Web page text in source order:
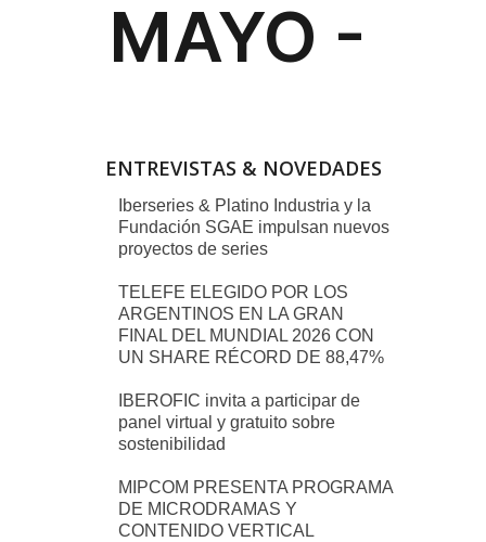
ENTREVISTAS & NOVEDADES
Iberseries & Platino Industria y la
Fundación SGAE impulsan nuevos
proyectos de series
TELEFE ELEGIDO POR LOS
ARGENTINOS EN LA GRAN
FINAL DEL MUNDIAL 2026 CON
UN SHARE RÉCORD DE 88,47%
IBEROFIC invita a participar de
panel virtual y gratuito sobre
sostenibilidad
MIPCOM PRESENTA PROGRAMA
DE MICRODRAMAS Y
CONTENIDO VERTICAL